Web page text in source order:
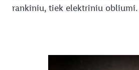
rankiniu, tiek elektriniu obliumi.